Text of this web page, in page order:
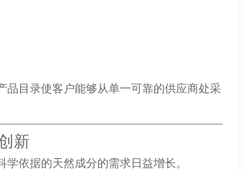
品目录使客户能够从单一可靠的供应商处采
新
学依据的天然成分的需求日益增长。